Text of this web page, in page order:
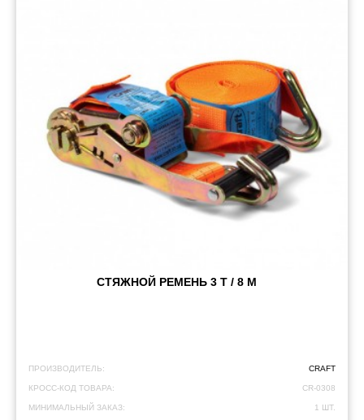
СТЯЖНОЙ РЕМЕНЬ 3 Т / 8 М
ПРОИЗВОДИТЕЛЬ: CRAFT
КРОСС-КОД ТОВАРА: CR-0308
МИНИМАЛЬНЫЙ ЗАКАЗ: 1 ШТ.